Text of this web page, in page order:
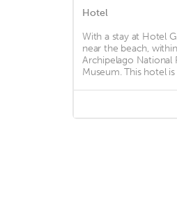
Hotel
With a stay at Hotel
near the beach,
Archipelago National
Museum. This hotel is